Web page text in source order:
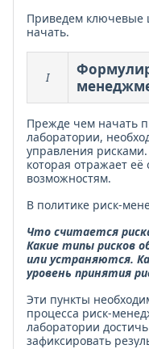
Приведем ключевые
начать.
I
Прежде чем начать
лаборатории,
управления
которая отражает
возможностям.
В политике риск-
Что считается
Какие типы рисков
или устраняются.
уровень принятия
Эти пункты
процесса риск-
лаборатории
зафиксировать